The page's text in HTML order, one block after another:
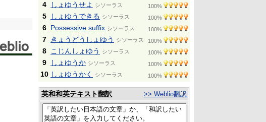
4 しょゆうせよ シソーラス 100%
5 しょゆうできる シソーラス 100%
6 Possessive suffix シソーラス 100%
7 きょうどうしょゆう シソーラス 100%
8 こじんしょゆう シソーラス 100%
9 しょゆうか シソーラス 100%
10 しょゆうかく シソーラス 100%
英和和英テキスト翻訳 >> Weblio翻訳